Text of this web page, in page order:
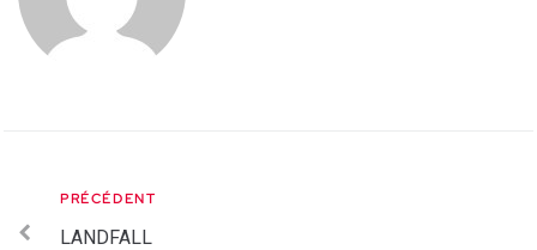
PRÉCÉDENT
LANDFALL